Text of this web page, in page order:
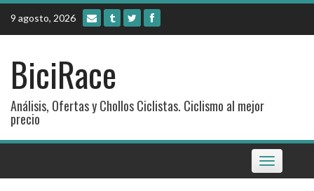
Skip
content
9 agosto, 2026
BiciRace
Análisis, Ofertas y Chollos Ciclistas. Ciclismo al mejor
precio
Toggle
navigation